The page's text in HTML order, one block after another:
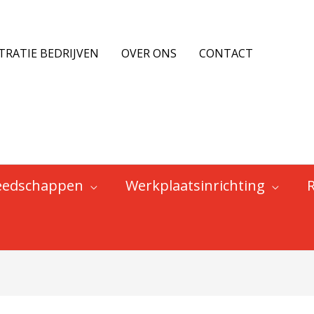
BEDRIJVEN OVER ONS CONTACT
Werkplaatsinrichting